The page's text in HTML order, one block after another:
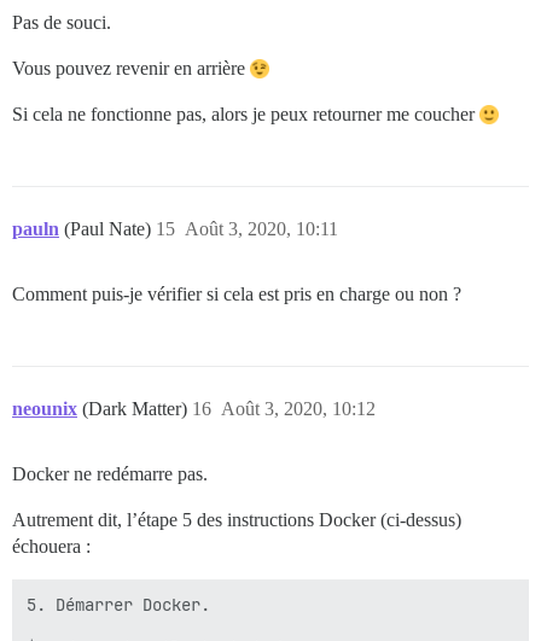
Pas de souci.
Vous pouvez revenir en arrière
Si cela ne fonctionne pas, alors je peux retourner me coucher
pauln (Paul Nate) Août 3, 2020, 10:11
15
Comment puis-je vérifier si cela est pris en charge ou non ?
neounix (Dark Matter) Août 3, 2020, 10:12
16
Docker ne redémarre pas.
Autrement dit, l’étape 5 des instructions Docker (ci-dessus)
échouera :
5. Démarrer Docker.